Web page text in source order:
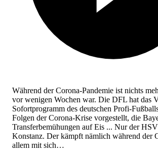
Während der Corona-Pandemie ist nichts
vor wenigen Wochen war. Die DFL hat das
Sofortprogramm des deutschen Profi-
Folgen der Corona-Krise vorgestellt, die
Transferbemühungen auf Eis ... Nur der
Konstanz. Der kämpft nämlich während der
allem mit sich…